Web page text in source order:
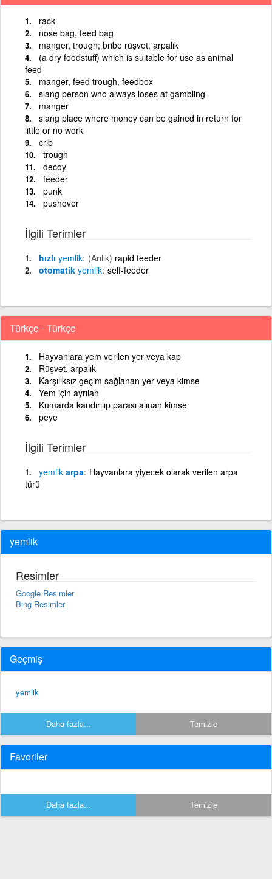
rack
nose bag, feed bag
manger, trough; bribe rüşvet, arpalık
(a dry foodstuff) which is suitable for use as animal
feed
manger, feed trough, feedbox
slang person who always loses at gambling
manger
slang place where money can be gained in return for
little or no work
crib
trough
decoy
feeder
punk
pushover
İlgili Terimler
hızlı yemlik (Arılık) rapid feeder
otomatik yemlik self-feeder
Türkçe - Türkçe
Hayvanlara yem verilen yer veya kap
Rüşvet, arpalık
Karşılıksız geçim sağlanan yer veya kimse
Yem için ayrılan
Kumarda kandırılıp parası alınan kimse
peye
İlgili Terimler
yemlik arpa Hayvanlara yiyecek olarak verilen arpa
türü
yemlik
Resimler
Google Resimler
Bing Resimler
Geçmiş
yemlik
Daha fazla... Temizle
Favoriler
Daha fazla... Temizle